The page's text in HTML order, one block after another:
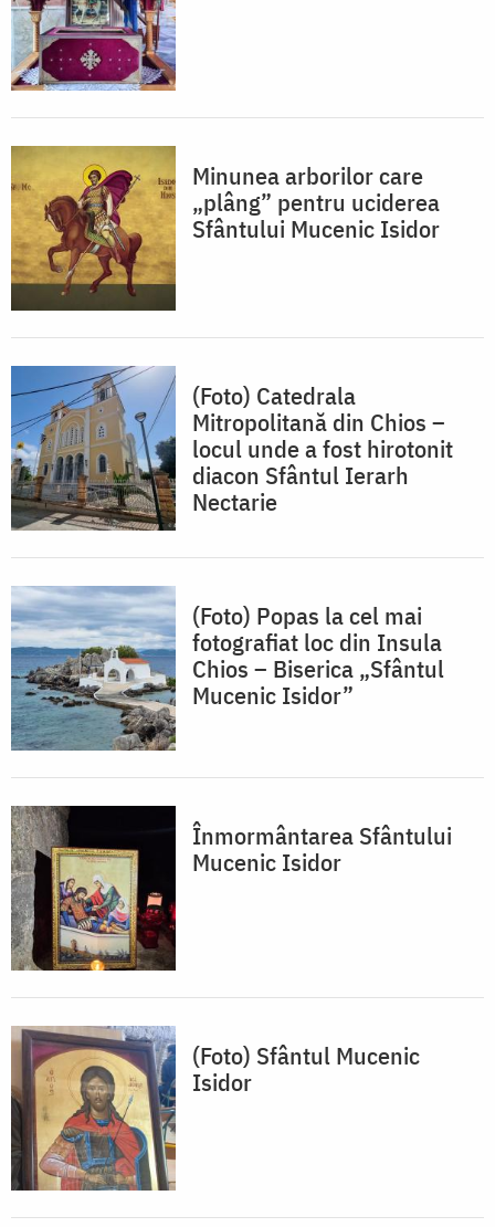
Minunea arborilor care
„plâng” pentru uciderea
Sfântului Mucenic Isidor
(Foto) Catedrala
Mitropolitană din Chios –
locul unde a fost hirotonit
diacon Sfântul Ierarh
Nectarie
(Foto) Popas la cel mai
fotografiat loc din Insula
Chios – Biserica „Sfântul
Mucenic Isidor”
Înmormântarea Sfântului
Mucenic Isidor
(Foto) Sfântul Mucenic
Isidor